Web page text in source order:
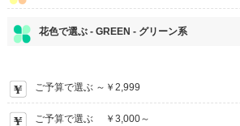
花色で選ぶ - GREEN - グリーン系
ご予算で選ぶ ～￥2,999
ご予算で選ぶ ￥3,000～